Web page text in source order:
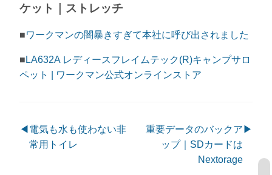
ケット｜ストレッチ
■ワークマンの闇暴きすぎて本社に呼び出されました
■ LA632A レディースフレイムテック(R)キャンプサロ
ペット | ワークマン公式オンラインストア
◀ 電気も水も使わない非
常用トイレ
重要データのバックア
ップ｜SDカードは
Nextorage
▶